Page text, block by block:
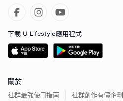
下載 U Lifestyle應用程式
關於
社群最強使用指南 社群創作有價企劃